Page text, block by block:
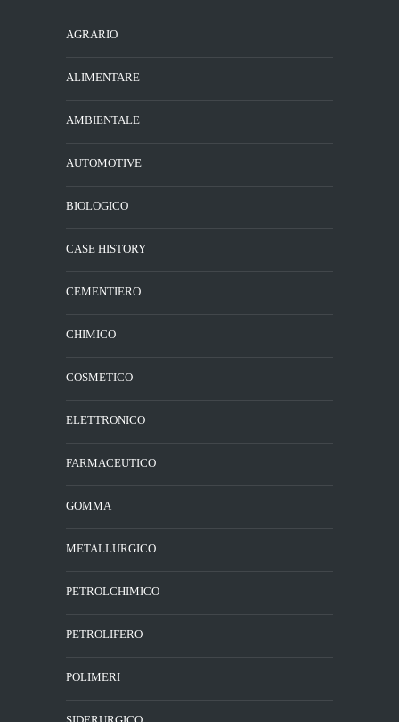
AGRARIO
ALIMENTARE
AMBIENTALE
AUTOMOTIVE
BIOLOGICO
CASE HISTORY
CEMENTIERO
CHIMICO
COSMETICO
ELETTRONICO
FARMACEUTICO
GOMMA
METALLURGICO
PETROLCHIMICO
PETROLIFERO
POLIMERI